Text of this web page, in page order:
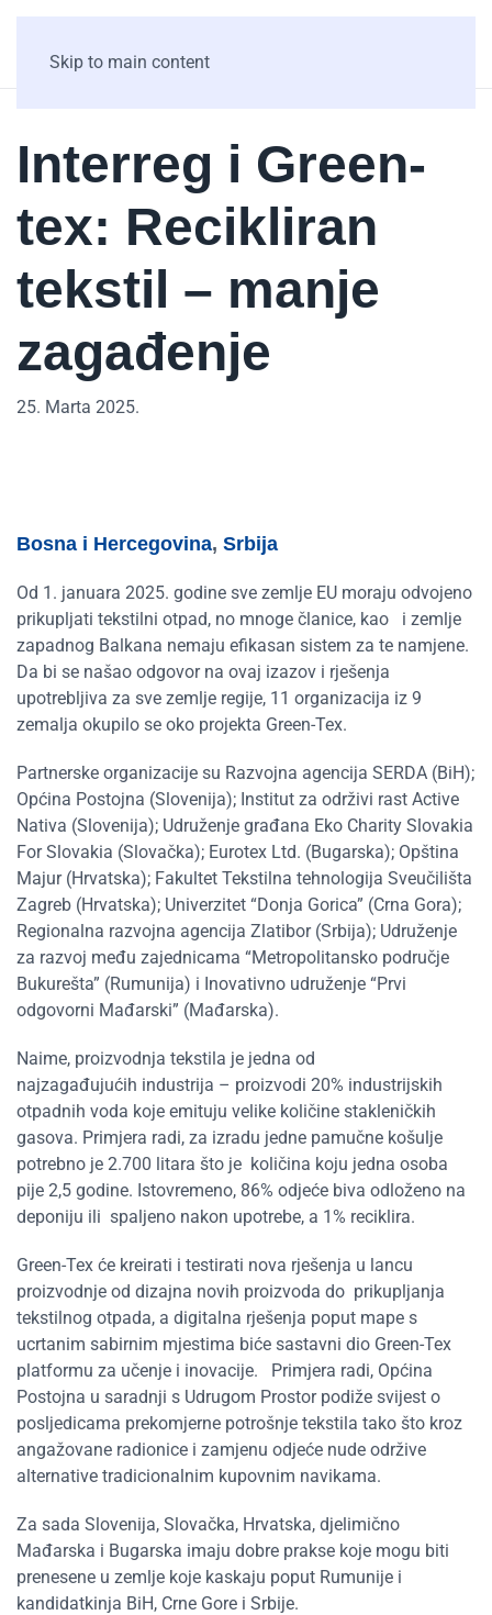
Skip to main content
Interreg i Green-
tex: Recikliran
tekstil – manje
zagađenje
25. Marta 2025.
Bosna i Hercegovina, Srbija
Od 1. januara 2025. godine sve zemlje EU moraju odvojeno
prikupljati tekstilni otpad, no mnoge članice, kao i zemlje
zapadnog Balkana nemaju efikasan sistem za te namjene.
Da bi se našao odgovor na ovaj izazov i rješenja
upotrebljiva za sve zemlje regije, 11 organizacija iz 9
zemalja okupilo se oko projekta Green-Tex.
Partnerske organizacije su Razvojna agencija SERDA (BiH);
Općina Postojna (Slovenija); Institut za održivi rast Active
Nativa (Slovenija); Udruženje građana Eko Charity Slovakia
For Slovakia (Slovačka); Eurotex Ltd. (Bugarska); Opština
Majur (Hrvatska); Fakultet Tekstilna tehnologija Sveučilišta
Zagreb (Hrvatska); Univerzitet “Donja Gorica” (Crna Gora);
Regionalna razvojna agencija Zlatibor (Srbija); Udruženje
za razvoj među zajednicama “Metropolitansko područje
Bukurešta” (Rumunija) i Inovativno udruženje “Prvi
odgovorni Mađarski” (Mađarska).
Naime, proizvodnja tekstila je jedna od
najzagađujućih industrija – proizvodi 20% industrijskih
otpadnih voda koje emituju velike količine stakleničkih
gasova. Primjera radi, za izradu jedne pamučne košulje
potrebno je 2.700 litara što je količina koju jedna osoba
pije 2,5 godine. Istovremeno, 86% odjeće biva odloženo na
deponiju ili spaljeno nakon upotrebe, a 1% reciklira.
Green-Tex će kreirati i testirati nova rješenja u lancu
proizvodnje od dizajna novih proizvoda do prikupljanja
tekstilnog otpada, a digitalna rješenja poput mape s
ucrtanim sabirnim mjestima biće sastavni dio Green-Tex
platformu za učenje i inovacije. Primjera radi, Općina
Postojna u saradnji s Udrugom Prostor podiže svijest o
posljedicama prekomjerne potrošnje tekstila tako što kroz
angažovane radionice i zamjenu odjeće nude održive
alternative tradicionalnim kupovnim navikama.
Za sada Slovenija, Slovačka, Hrvatska, djelimično
Mađarska i Bugarska imaju dobre prakse koje mogu biti
prenesene u zemlje koje kaskaju poput Rumunije i
kandidatkinja BiH, Crne Gore i Srbije.